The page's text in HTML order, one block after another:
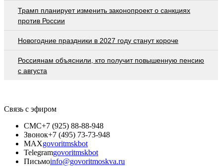
Трамп планирует изменить законопроект о санкциях
против России
Новогодние праздники в 2027 году станут короче
Россиянам объяснили, кто получит повышенную пенсию
с августа
Связь с эфиром
СМС+7 (925) 88-88-948
Звонок+7 (495) 73-73-948
MAXgovoritmskbot
Telegramgovoritmskbot
Письмоinfo@govoritmoskva.ru